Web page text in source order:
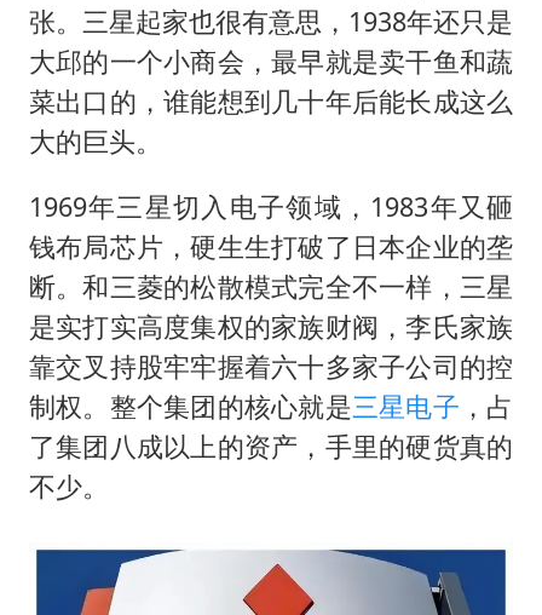
张。三星起家也很有意思，1938年还只是
大邱的一个小商会，最早就是卖干鱼和蔬
菜出口的，谁能想到几十年后能长成这么
大的巨头。
1969年三星切入电子领域，1983年又砸
钱布局芯片，硬生生打破了日本企业的垄
断。和三菱的松散模式完全不一样，三星
是实打实高度集权的家族财阀，李氏家族
靠交叉持股牢牢握着六十多家子公司的控
制权。整个集团的核心就是三星电子 ，占
了集团八成以上的资产，手里的硬货真的
不少。